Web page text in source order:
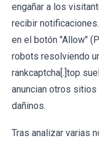
engañar a los
recibir
en el botón "Allow"
robots resolviendo
rankcaptcha[.]top
anuncian otros
dañinos.
Tras analizar varias